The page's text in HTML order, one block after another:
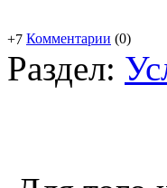
+7 Комментарии (0)
Раздел: